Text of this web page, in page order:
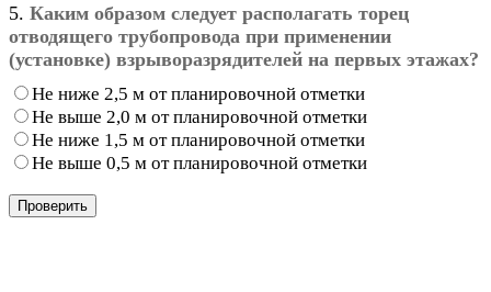
5. Каким образом следует располагать торец
отводящего трубопровода при применении
(установке) взрыворазрядителей на первых этажах?
Не ниже 2,5 м от планировочной отметки
Не выше 2,0 м от планировочной отметки
Не ниже 1,5 м от планировочной отметки
Не выше 0,5 м от планировочной отметки